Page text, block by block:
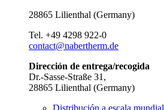
28865 Lilienthal (Germany)
Tel. +49 4298 922-0
contact@nabertherm.de
Dirección de entrega/recogida
Dr.-Sasse-Straße 31,
28865 Lilienthal (Germany)
Distribución a escala mundial